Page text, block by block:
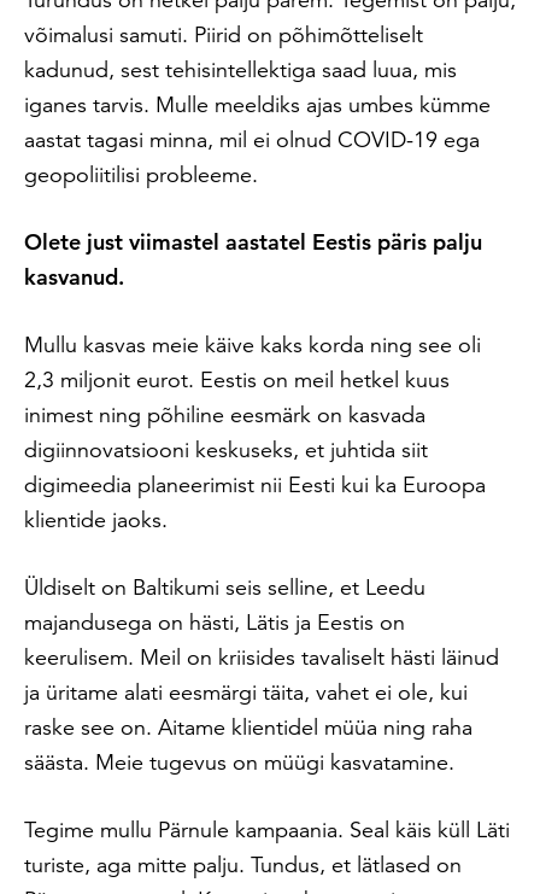
võimalusi samuti. Piirid on põhimõtteliselt
kadunud, sest tehisintellektiga saad luua, mis
iganes tarvis. Mulle meeldiks ajas umbes kümme
aastat tagasi minna, mil ei olnud COVID-19 ega
geopoliitilisi probleeme.
Olete just viimastel aastatel Eestis päris palju
kasvanud.
Mullu kasvas meie käive kaks korda ning see oli
2,3 miljonit eurot. Eestis on meil hetkel kuus
inimest ning põhiline eesmärk on kasvada
digiinnovatsiooni keskuseks, et juhtida siit
digimeedia planeerimist nii Eesti kui ka Euroopa
klientide jaoks.
Üldiselt on Baltikumi seis selline, et Leedu
majandusega on hästi, Lätis ja Eestis on
keerulisem. Meil on kriisides tavaliselt hästi läinud
ja üritame alati eesmärgi täita, vahet ei ole, kui
raske see on. Aitame klientidel müüa ning raha
säästa. Meie tugevus on müügi kasvatamine.
Tegime mullu Pärnule kampaania. Seal käis küll Läti
turiste, aga mitte palju. Tundus, et lätlased on